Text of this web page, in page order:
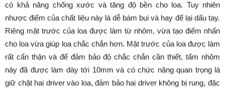
có khả năng chống xước và tăng độ bền cho loa. Tuy nhiên
nhược điểm của chất liệu này là dễ bám bụi và hay để lại dấu tay.
Riêng mặt trước của loa được làm từ nhôm, vừa tạo điểm nhấn
cho loa vừa giúp loa chắc chắn hơn. Mặt trước của loa được làm
rất cẩn thận và để đảm bảo độ chắc chắn cần thiết, tấm nhôm
này đã được làm dày tới 10mm và có chức năng quan trọng là
giữ chặt hai driver vào loa, đảm bảo hai driver không bị rung, đặc